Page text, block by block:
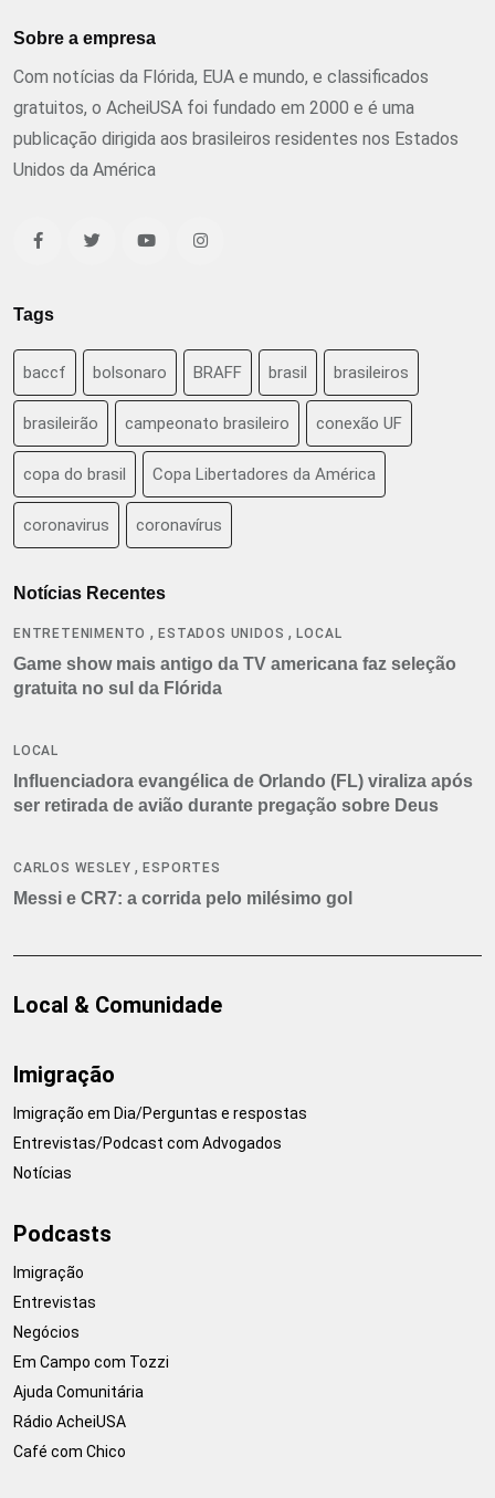
Sobre a empresa
Com notícias da Flórida, EUA e mundo, e classificados
gratuitos, o AcheiUSA foi fundado em 2000 e é uma
publicação dirigida aos brasileiros residentes nos Estados
Unidos da América
Tags
baccf bolsonaro BRAFF brasil brasileiros
brasileirão campeonato brasileiro conexão UF
copa do brasil Copa Libertadores da América
coronavirus coronavírus
Notícias Recentes
ENTRETENIMENTO ,ESTADOS UNIDOS ,LOCAL
Game show mais antigo da TV americana faz seleção
gratuita no sul da Flórida
LOCAL
Influenciadora evangélica de Orlando (FL) viraliza após
ser retirada de avião durante pregação sobre Deus
CARLOS WESLEY ,ESPORTES
Messi e CR7: a corrida pelo milésimo gol
Local & Comunidade
Imigração
Imigração em Dia/Perguntas e respostas
Entrevistas/Podcast com Advogados
Notícias
Podcasts
Imigração
Entrevistas
Negócios
Em Campo com Tozzi
Ajuda Comunitária
Rádio AcheiUSA
Café com Chico